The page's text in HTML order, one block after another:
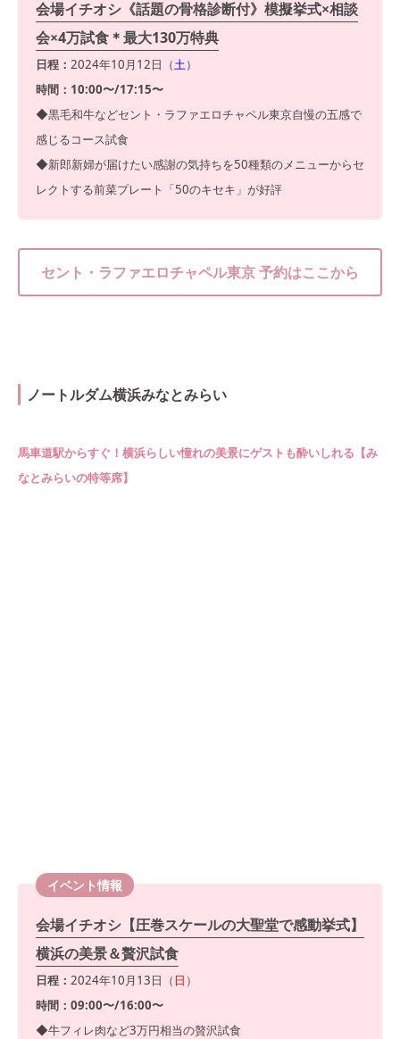
会場イチオシ《話題の骨格診断付》模擬挙式×相談
会×4万試食＊最大130万特典
日程： 2024年10月12日（土）
時間：10:00〜/17:15〜
◆黒毛和牛などセント・ラファエロチャペル東京自慢の五感で
感じるコース試食
◆新郎新婦が届けたい感謝の気持ちを50種類のメニューからセ
レクトする前菜プレート「50のキセキ」が好評
セント・ラファエロチャペル東京 予約はここから
ノートルダム横浜みなとみらい
馬車道駅からすぐ！横浜らしい憧れの美景にゲストも酔いしれる【み
なとみらいの特等席】
イベント情報
会場イチオシ【圧巻スケールの大聖堂で感動挙式】
横浜の美景＆贅沢試食
日程： 2024年10月13日（ 日 ）
時間：09:00〜/16:00〜
◆牛フィレ肉など3万円相当の贅沢試食